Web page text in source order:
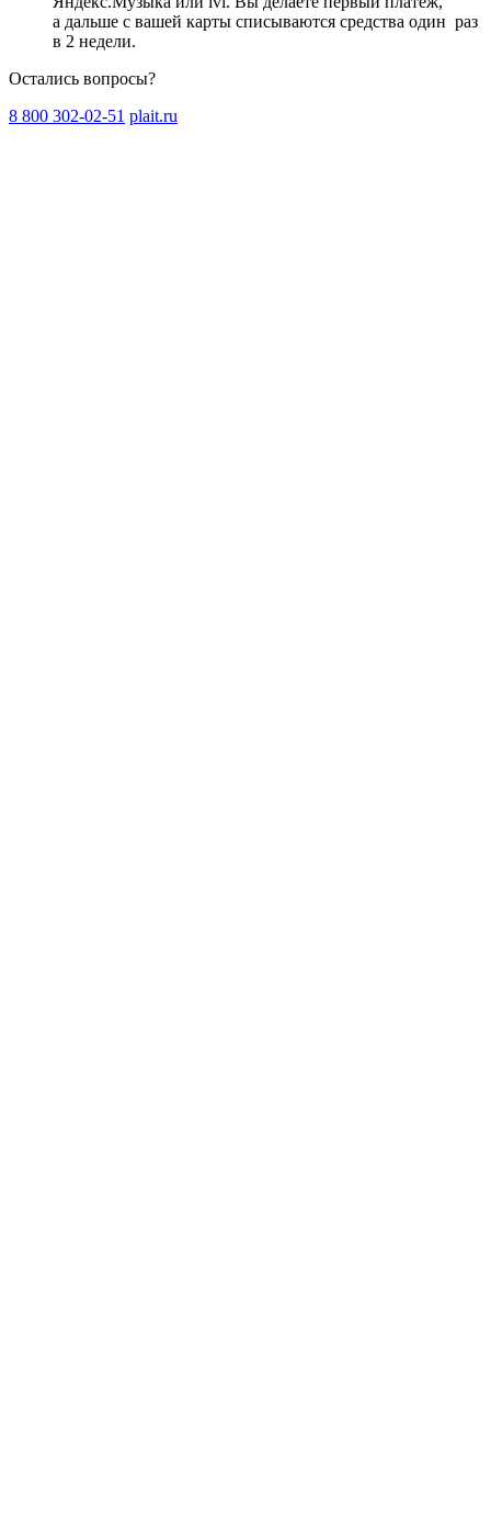
а дальше с вашей карты списываются средства один раз
в 2 недели.
Остались вопросы?
8 800 302-02-51 plait.ru